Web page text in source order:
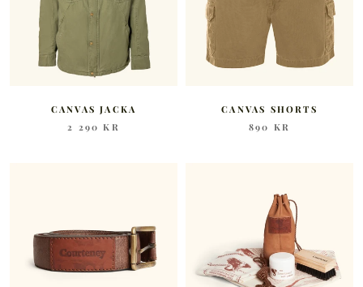
CANVAS JACKA
2 290 KR
CANVAS SHORTS
890 KR